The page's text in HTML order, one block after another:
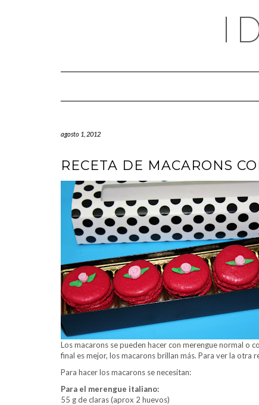
agosto 1, 2012
RECETA DE MACARONS
Los macarons se pueden hacer con merengue normal o
final es mejor, los macarons brillan más. Para ver la otra
Para hacer los macarons se necesitan:
Para el merengue italiano:
55 g de claras (aprox 2 huevos)